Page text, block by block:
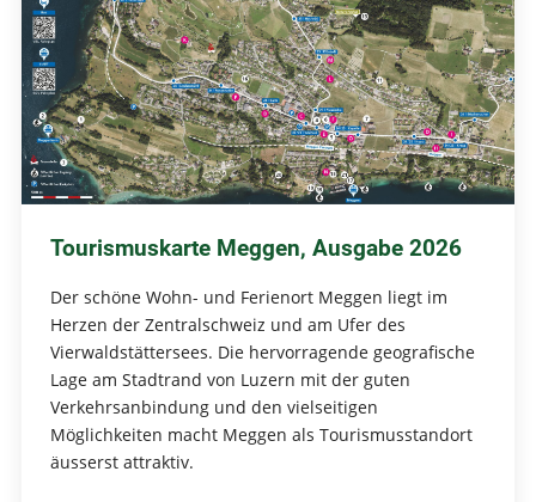
Tourismuskarte Meggen, Ausgabe 2026
Der schöne Wohn- und Ferienort Meggen liegt im
Herzen der Zentralschweiz und am Ufer des
Vierwaldstättersees. Die hervorragende geografische
Lage am Stadtrand von Luzern mit der guten
Verkehrsanbindung und den vielseitigen
Möglichkeiten macht Meggen als Tourismusstandort
äusserst attraktiv.